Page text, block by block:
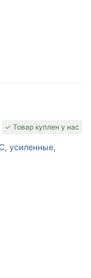
✓ Товар куплен у нас
усиленные,